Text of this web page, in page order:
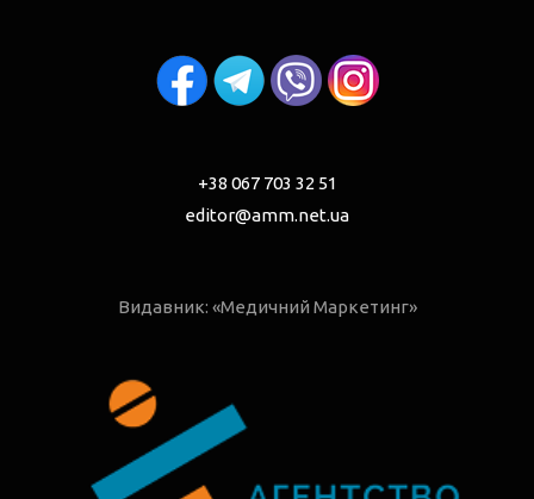
+38 067 703 32 51
editor@amm.net.ua
Видавник: «Медичний Маркетинг»